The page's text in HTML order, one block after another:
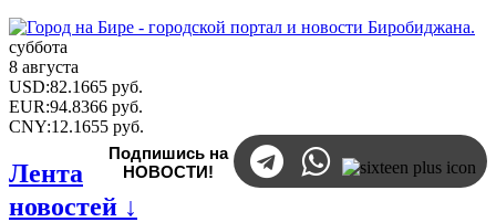
суббота
8 августа
USD:82.1665 руб.
EUR:94.8366 руб.
CNY:12.1655 руб.
Подпишись на
НОВОСТИ!
Лента
новостей ↓